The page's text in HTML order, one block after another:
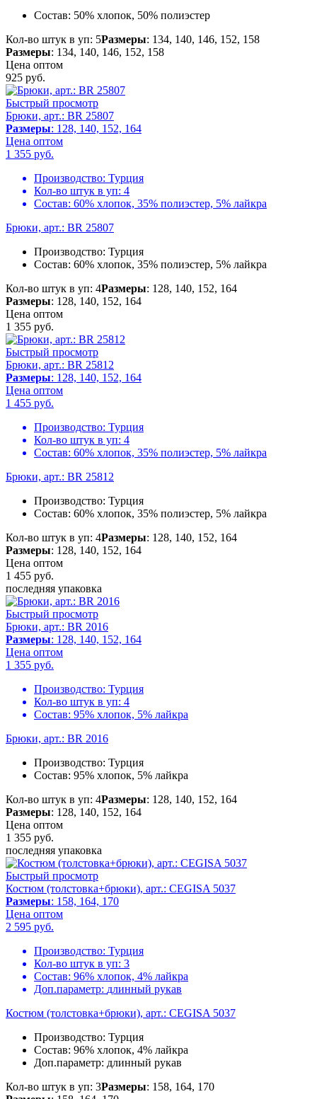
Состав: 50% хлопок, 50% полиэстер
Кол-во штук в уп: 5Размеры: 134, 140, 146, 152, 158
Размеры: 134, 140, 146, 152, 158
Цена оптом
925 руб.
Быстрый просмотр
Брюки, арт.: BR 25807
Размеры: 128, 140, 152, 164
Цена оптом
1 355 руб.
Производство: Турция
Кол-во штук в уп: 4
Состав: 60% хлопок, 35% полиэстер, 5% лайкра
Брюки, арт.: BR 25807
Производство: Турция
Состав: 60% хлопок, 35% полиэстер, 5% лайкра
Кол-во штук в уп: 4Размеры: 128, 140, 152, 164
Размеры: 128, 140, 152, 164
Цена оптом
1 355 руб.
Быстрый просмотр
Брюки, арт.: BR 25812
Размеры: 128, 140, 152, 164
Цена оптом
1 455 руб.
Производство: Турция
Кол-во штук в уп: 4
Состав: 60% хлопок, 35% полиэстер, 5% лайкра
Брюки, арт.: BR 25812
Производство: Турция
Состав: 60% хлопок, 35% полиэстер, 5% лайкра
Кол-во штук в уп: 4Размеры: 128, 140, 152, 164
Размеры: 128, 140, 152, 164
Цена оптом
1 455 руб.
последняя упаковка
Быстрый просмотр
Брюки, арт.: BR 2016
Размеры: 128, 140, 152, 164
Цена оптом
1 355 руб.
Производство: Турция
Кол-во штук в уп: 4
Состав: 95% хлопок, 5% лайкра
Брюки, арт.: BR 2016
Производство: Турция
Состав: 95% хлопок, 5% лайкра
Кол-во штук в уп: 4Размеры: 128, 140, 152, 164
Размеры: 128, 140, 152, 164
Цена оптом
1 355 руб.
последняя упаковка
Быстрый просмотр
Костюм (толстовка+брюки), арт.: CEGISA 5037
Размеры: 158, 164, 170
Цена оптом
2 595 руб.
Производство: Турция
Кол-во штук в уп: 3
Состав: 96% хлопок, 4% лайкра
Доп.параметр: длинный рукав
Костюм (толстовка+брюки), арт.: CEGISA 5037
Производство: Турция
Состав: 96% хлопок, 4% лайкра
Доп.параметр: длинный рукав
Кол-во штук в уп: 3Размеры: 158, 164, 170